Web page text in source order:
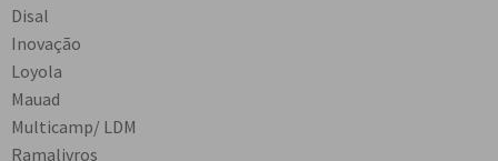
Disal
Inovação
Loyola
Mauad
Multicamp/ LDM
Ramalivros